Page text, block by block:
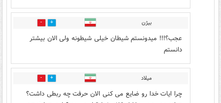
بیژن 0
عجب؟!!! میدونستم شیطان خیلی شیطونه ولی الان بیشتر
دانستم
میلاد 1
چرا ایات خدا رو ضایع می کنی الان حرفت چه ربطی داشت؟